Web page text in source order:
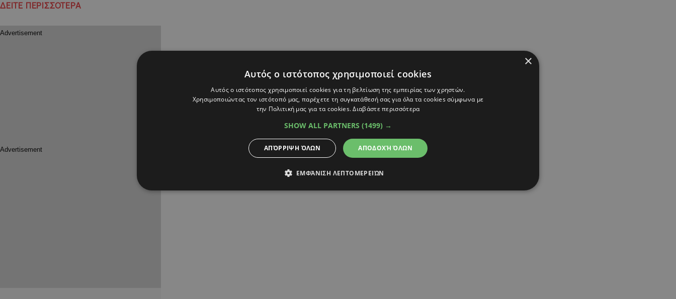
ΔΕΙΤΕ ΠΕΡΙΣΣΟΤΕΡΑ
×
Αυτός ο ιστότοπος χρησιμοποιεί cookies
Αυτός ο ιστότοπος χρησιμοποιεί cookies για τη βελτίωση της εμπειρίας των χρηστών.
Χρησιμοποιώντας τον ιστότοπό μας, παρέχετε τη συγκατάθεσή σας για όλα τα cookies σύμφωνα με
την Πολιτική μας για τα cookies.Διαβάστε περισσότερα
SHOW ALL PARTNERS (1499) →
ΑΠΟΔΟΧΉ ΌΛΩΝ
ΑΠΌΡΡΙΨΗ ΌΛΩΝ
ΕΜΦΆΝΙΣΗ ΛΕΠΤΟΜΕΡΕΙΏΝ